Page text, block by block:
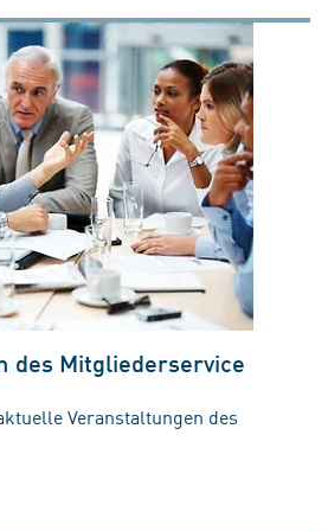
des Mitgliederservice
Veranstaltungen des